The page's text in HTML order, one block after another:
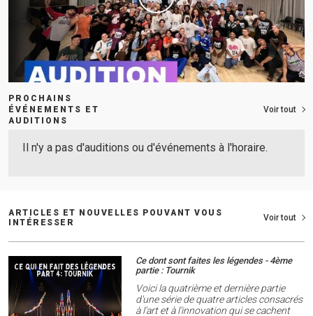
PROCHAINS
ÉVÉNEMENTS ET
AUDITIONS
Voir tout
Il n'y a pas d'auditions ou d'événements à l'horaire.
ARTICLES ET NOUVELLES POUVANT VOUS
INTÉRESSER
Voir tout
Ce dont sont faites les légendes - 4ème
partie : Tournik
Voici la quatrième et dernière partie
d'une série de quatre articles consacrés
à l'art et à l'innovation qui se cachent